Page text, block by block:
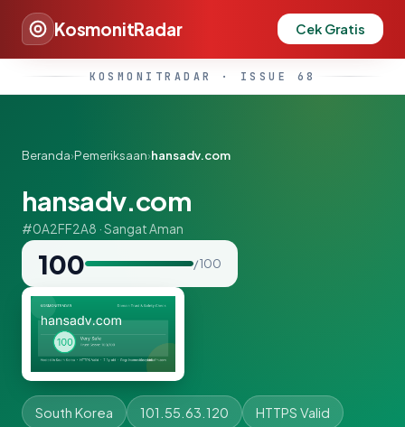
KosmonitRadar Cek Gratis
KOSMONITRADAR · ISSUE 68
Beranda›Pemeriksaan›hansadv.com
hansadv.com
#0A2FF2A8 · Sangat Aman
100 / 100
South Korea 101.55.63.120 HTTPS Valid